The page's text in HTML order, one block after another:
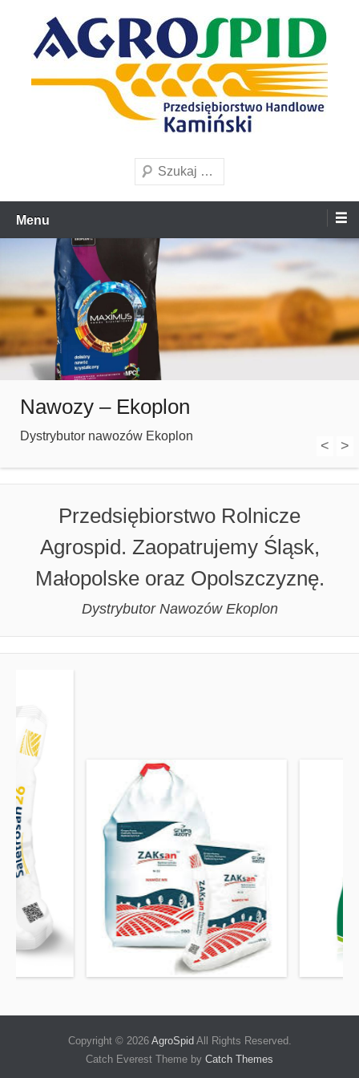
Szukaj
Menu
Nawozy – Ekoplon
Dystrybutor nawozów Ekoplon
< >
Przedsiębiorstwo Rolnicze
Agrospid. Zaopatrujemy Śląsk,
Małopolske oraz Opolszczyznę.
Dystrybutor Nawozów Ekoplon
Copyright © 2026 AgroSpid All Rights Reserved.
Catch Everest Theme by Catch Themes